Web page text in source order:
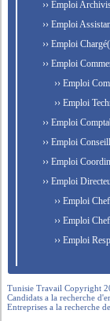
›› Emploi
›› Emploi
›› Emploi
›› Emploi
›› Emploi
›› Emploi
›› Emploi
›› Emploi
›› Emploi
›› Emploi
›› Emploi
›› Emploi
›› Emploi
Tunisie Travail Copyright
Candidats a la recherche
Entreprises a la recherche